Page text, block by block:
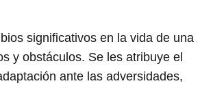
significativos en la vida de una
y obstáculos. Se les atribuye el
ante las adversidades,